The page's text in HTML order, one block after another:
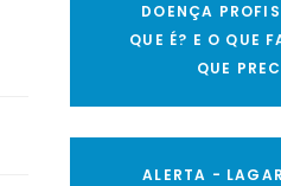
DOENÇA
QUE É? E O QUE
QUE
ALERTA -